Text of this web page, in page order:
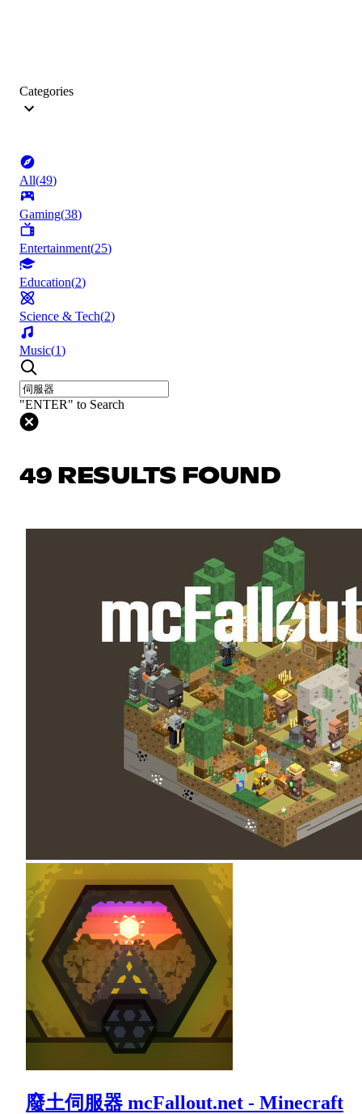
Categories
All(49)
Gaming(38)
Entertainment(25)
Education(2)
Science & Tech(2)
Music(1)
"ENTER" to Search
49 RESULTS FOUND
廢土伺服器 mcFallout.net - Minecraft